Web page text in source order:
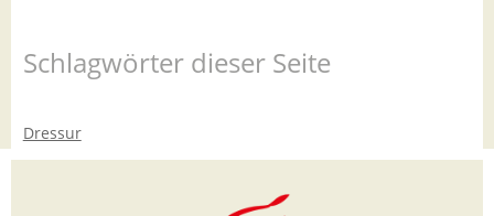
Schlagwörter dieser Seite
Dressur